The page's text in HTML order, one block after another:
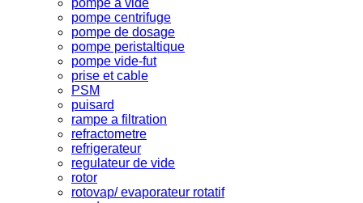
pompe centrifuge
pompe de dosage
pompe peristaltique
pompe vide-fut
prise et cable
PSM
puisard
rampe a filtration
refractometre
refrigerateur
regulateur de vide
rotor
rotovap/ evaporateur rotatif